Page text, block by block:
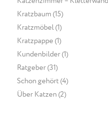
Kratzbaum (15)
Kratzmöbel (1)
Kratzpappe (1)
Kundenbilder(1)
Ratgeber(31)
Schon gehört(4)
Über Katzen(2)